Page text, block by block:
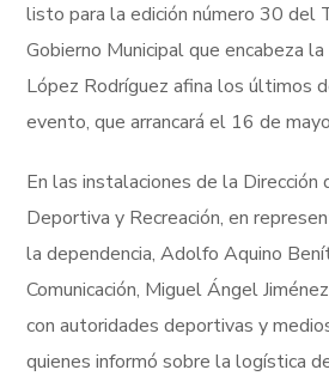
listo para la edición número 30 del
Gobierno Municipal que encabeza
López Rodríguez afina los últimos
evento, que arrancará el 16 de
En las instalaciones de la Dirección
Deportiva y Recreación, en
la dependencia, Adolfo Aquino
Comunicación, Miguel Ángel
con autoridades deportivas y
quienes informó sobre la logística